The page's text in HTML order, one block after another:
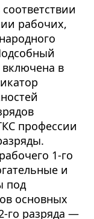
рабочих,
в
профессии
1-го
и
под
основных
го разряда —